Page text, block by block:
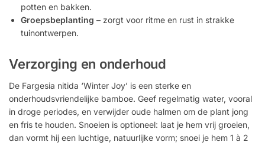
potten en bakken.
Groepsbeplanting – zorgt voor ritme en rust in strakke
tuinontwerpen.
Verzorging en onderhoud
De Fargesia nitida ‘Winter Joy’ is een sterke en
onderhoudsvriendelijke bamboe. Geef regelmatig water, vooral
in droge periodes, en verwijder oude halmen om de plant jong
en fris te houden. Snoeien is optioneel: laat je hem vrij groeien,
dan vormt hij een luchtige, natuurlijke vorm; snoei je hem 1 à 2